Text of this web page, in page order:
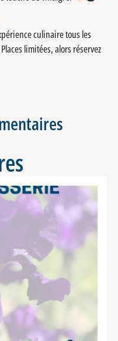
culinaire tous les
limitées, alors réservez